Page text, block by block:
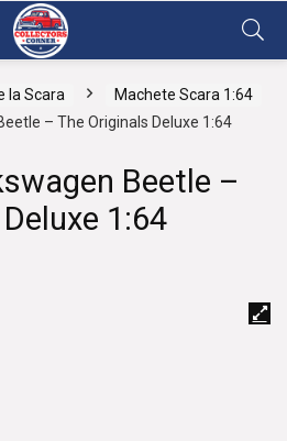
la Scara
Machete Scara 1:64
– The Originals Deluxe 1:64
Beetle –
1:64